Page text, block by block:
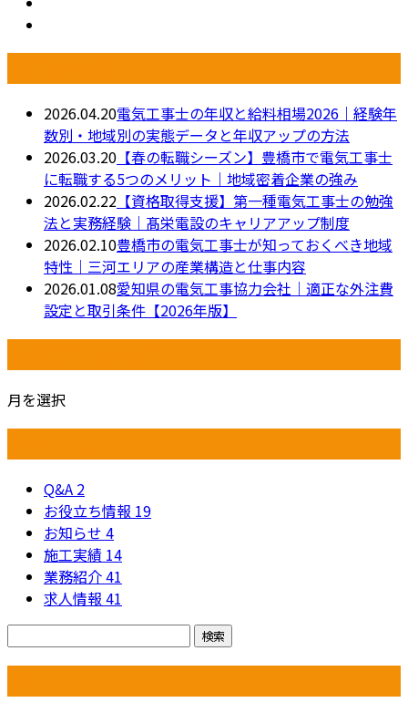
2026.04.20電気工事士の年収と給料相場2026｜経験年
数別・地域別の実態データと年収アップの方法
2026.03.20 【春の転職シーズン】豊橋市で電気工事士
に転職する5つのメリット｜地域密着企業の強み
2026.02.22 【資格取得支援】第一種電気工事士の勉強
法と実務経験｜髙栄電設のキャリアアップ制度
2026.02.10豊橋市の電気工事士が知っておくべき地域
特性｜三河エリアの産業構造と仕事内容
2026.01.08愛知県の電気工事協力会社｜適正な外注費
設定と取引条件【2026年版】
月を選択
Q&A 2
お役立ち情報 19
お知らせ 4
施工実績 14
業務紹介41
求人情報 41